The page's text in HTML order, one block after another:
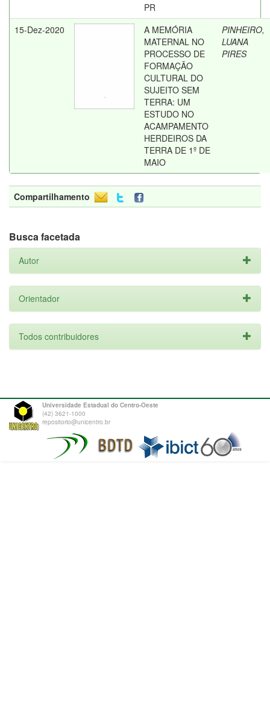
PR
15-Dez-2020
A MEMÓRIA
MATERNAL NO
PROCESSO DE
FORMAÇÃO
CULTURAL DO
SUJEITO SEM
TERRA: UM
ESTUDO NO
ACAMPAMENTO
HERDEIROS DA
TERRA DE 1º DE
MAIO
PINHEIRO,
LUANA
PIRES
Compartilhamento
Busca facetada
Autor
Orientador
Todos contribuidores
Universidade Estadual do Centro-Oeste
(42) 3621-1000
repositorio@unicentro.br